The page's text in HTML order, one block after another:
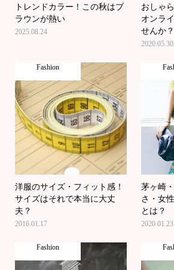
トレンドカラー！この秋はブ
ラウンが熱い
2025.08.24
おしゃ
オンラ
せんか？
2020.05.30
Fashion
洋服のサイズ・フィット感！
サイズはそれで本当に大丈
夫？
2016.01.17
茅ヶ崎
さ・女
とは？
2020.01.23
Fashion